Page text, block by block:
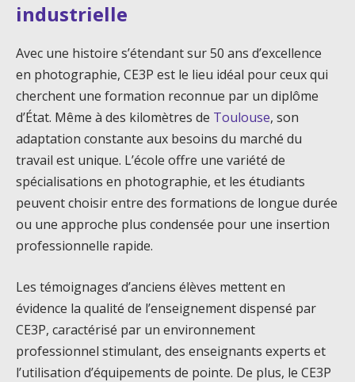
industrielle
Avec une histoire s’étendant sur 50 ans d’excellence
en photographie, CE3P est le lieu idéal pour ceux qui
cherchent une formation reconnue par un diplôme
d’État. Même à des kilomètres de Toulouse, son
adaptation constante aux besoins du marché du
travail est unique. L’école offre une variété de
spécialisations en photographie, et les étudiants
peuvent choisir entre des formations de longue durée
ou une approche plus condensée pour une insertion
professionnelle rapide.
Les témoignages d’anciens élèves mettent en
évidence la qualité de l’enseignement dispensé par
CE3P, caractérisé par un environnement
professionnel stimulant, des enseignants experts et
l’utilisation d’équipements de pointe. De plus, le CE3P